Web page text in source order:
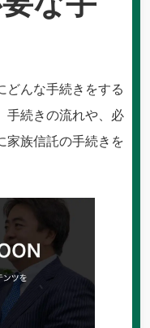
どんな手続きをする
手続きの流れや、必
家族信託の手続きを